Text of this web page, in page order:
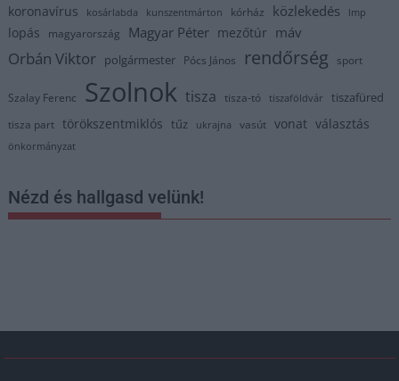
koronavírus kosárlabda kunszentmárton kórház közlekedés lmp
lopás magyarország Magyar Péter mezőtúr máv
Orbán Viktor polgármester Pócs János rendőrség sport
Szalay Ferenc Szolnok tisza tisza-tó tiszaföldvár tiszafüred
tisza part törökszentmiklós tűz ukrajna vasút vonat választás
önkormányzat
Nézd és hallgasd velünk!